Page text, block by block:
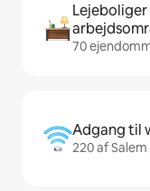
70
Adgang til
220 af